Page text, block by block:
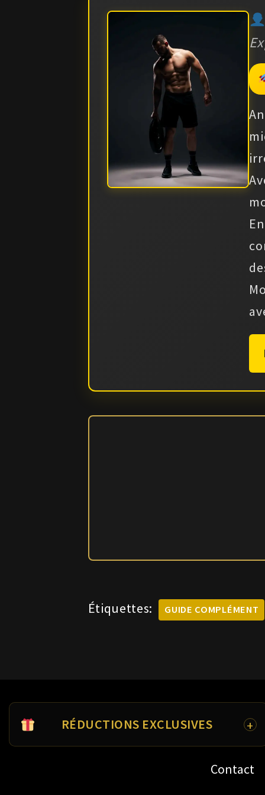
Étiquettes: GUIDE COMPLÉMENT
RÉDUCTIONS EXCLUSIVES
Code Promo Prozis InfluenceurContact